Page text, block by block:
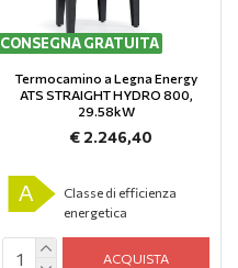
CONSEGNA GRATUITA
Termocamino a Legna Energy
ATS STRAIGHT HYDRO 800,
29.58kW
€ 2.246,40
A
Classe di efficienza
energetica
ACQUISTA